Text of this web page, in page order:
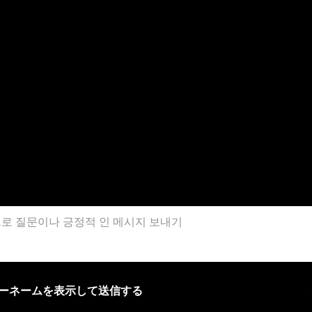
ネームを表示して送信する